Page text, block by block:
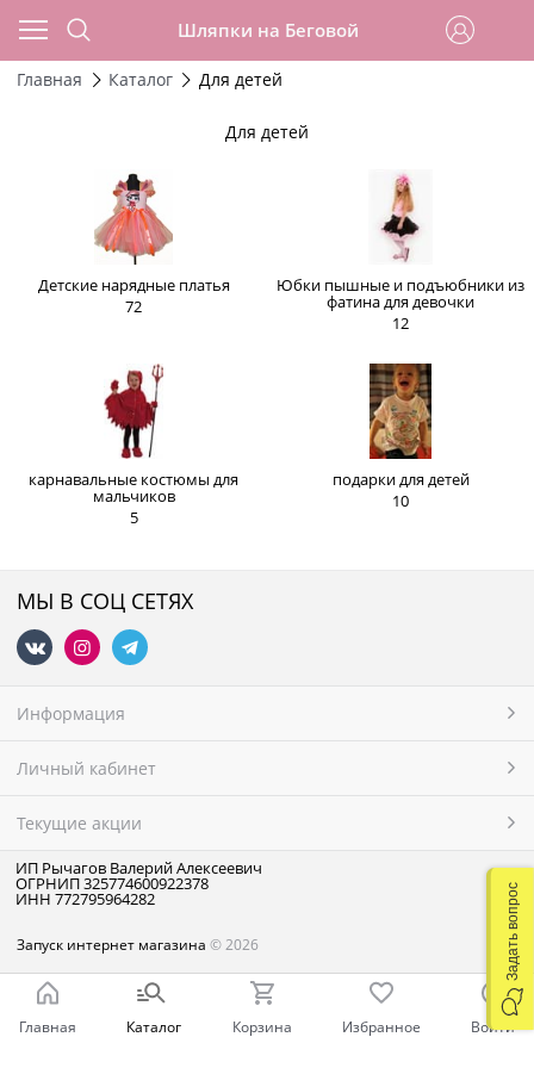
Шляпки на Беговой
Главная Каталог Для детей
Для детей
Детские нарядные платья
72
Юбки пышные и подъюбники из
фатина для девочки
12
карнавальные костюмы для
мальчиков
5
подарки для детей
10
МЫ В СОЦ СЕТЯХ
Информация
Личный кабинет
Текущие акции
ИП Рычагов Валерий Алексеевич
ОГРНИП 325774600922378
ИНН 772795964282
Запуск интернет магазина © 2026
Главная Каталог Корзина Избранное Войти
Задать вопрос